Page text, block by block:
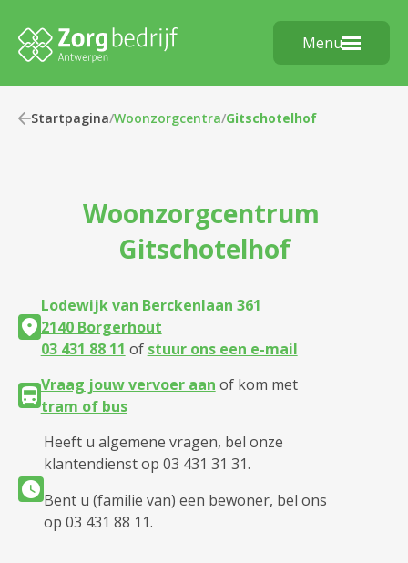
Menu
Startpagina/Woonzorgcentra/Gitschotelhof
Woonzorgcentrum
Gitschotelhof
Lodewijk van Berckenlaan 361
2140 Borgerhout
03 431 88 11 of stuur ons een e-mail
Vraag jouw vervoer aan of kom met
tram of bus
Heeft u algemene vragen, bel onze
klantendienst op 03 431 31 31.
Bent u (familie van) een bewoner, bel ons
op 03 431 88 11.